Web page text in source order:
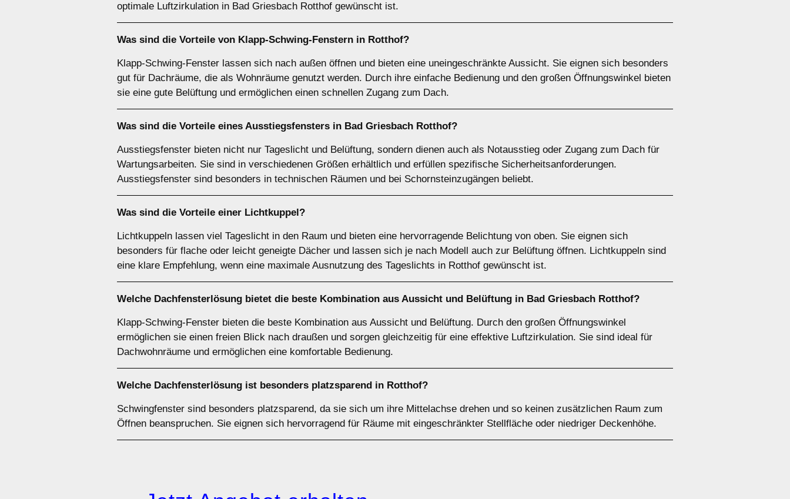
optimale Luftzirkulation in Bad Griesbach Rotthof gewünscht ist.
Was sind die Vorteile von Klapp-Schwing-Fenstern in Rotthof?
Klapp-Schwing-Fenster lassen sich nach außen öffnen und bieten eine uneingeschränkte Aussicht. Sie eignen sich besonders
gut für Dachräume, die als Wohnräume genutzt werden. Durch ihre einfache Bedienung und den großen Öffnungswinkel bieten
sie eine gute Belüftung und ermöglichen einen schnellen Zugang zum Dach.
Was sind die Vorteile eines Ausstiegsfensters in Bad Griesbach Rotthof?
Ausstiegsfenster bieten nicht nur Tageslicht und Belüftung, sondern dienen auch als Notausstieg oder Zugang zum Dach für
Wartungsarbeiten. Sie sind in verschiedenen Größen erhältlich und erfüllen spezifische Sicherheitsanforderungen.
Ausstiegsfenster sind besonders in technischen Räumen und bei Schornsteinzugängen beliebt.
Was sind die Vorteile einer Lichtkuppel?
Lichtkuppeln lassen viel Tageslicht in den Raum und bieten eine hervorragende Belichtung von oben. Sie eignen sich
besonders für flache oder leicht geneigte Dächer und lassen sich je nach Modell auch zur Belüftung öffnen. Lichtkuppeln sind
eine klare Empfehlung, wenn eine maximale Ausnutzung des Tageslichts in Rotthof gewünscht ist.
Welche Dachfensterlösung bietet die beste Kombination aus Aussicht und Belüftung in Bad Griesbach Rotthof?
Klapp-Schwing-Fenster bieten die beste Kombination aus Aussicht und Belüftung. Durch den großen Öffnungswinkel
ermöglichen sie einen freien Blick nach draußen und sorgen gleichzeitig für eine effektive Luftzirkulation. Sie sind ideal für
Dachwohnräume und ermöglichen eine komfortable Bedienung.
Welche Dachfensterlösung ist besonders platzsparend in Rotthof?
Schwingfenster sind besonders platzsparend, da sie sich um ihre Mittelachse drehen und so keinen zusätzlichen Raum zum
Öffnen beanspruchen. Sie eignen sich hervorragend für Räume mit eingeschränkter Stellfläche oder niedriger Deckenhöhe.